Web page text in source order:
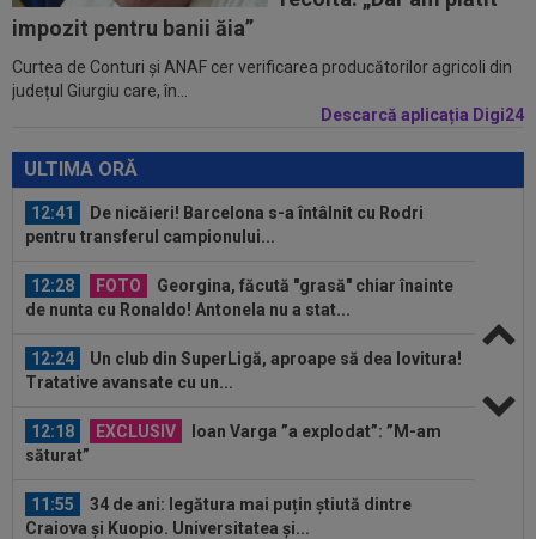
impozit pentru banii ăia”
Curtea de Conturi și ANAF cer verificarea producătorilor agricoli din
județul Giurgiu care, în...
Descarcă aplicația Digi24
ULTIMA ORĂ
din lume" și-a găsit liniștea
11:45
Specialiștii au făcut toate calculele! Ce șanse
are CFR Cluj să treacă de...
Imaginile cu Neymar "turbat" de furie...
12:41
De nicăieri! Barcelona s-a întâlnit cu Rodri
pentru transferul campionului...
12:28 FOTO
Georgina, făcută "grasă" chiar înainte
de nunta cu Ronaldo! Antonela nu a stat...
12:24
Un club din SuperLigă, aproape să dea lovitura!
Tratative avansate cu un...
12:18 EXCLUSIV
Ioan Varga ”a explodat”: ”M-am
săturat”
11:55
34 de ani: legătura mai puțin știută dintre
Craiova și Kuopio. Universitatea și...